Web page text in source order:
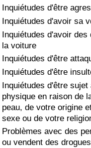
Inquiétudes d'être
Inquiétudes d'avoir sa
Inquiétudes d'avoir
la voiture
Inquiétudes d'être
Inquiétudes d'être
Inquiétudes d'être sujet
physique en raison de
peau, de votre origine
sexe ou de votre
Problèmes avec des
ou vendent des drogues
Soins de santé
Indice des soins de
Indice des soins de
Indice des soins de
Pollution
Indice de Pollution